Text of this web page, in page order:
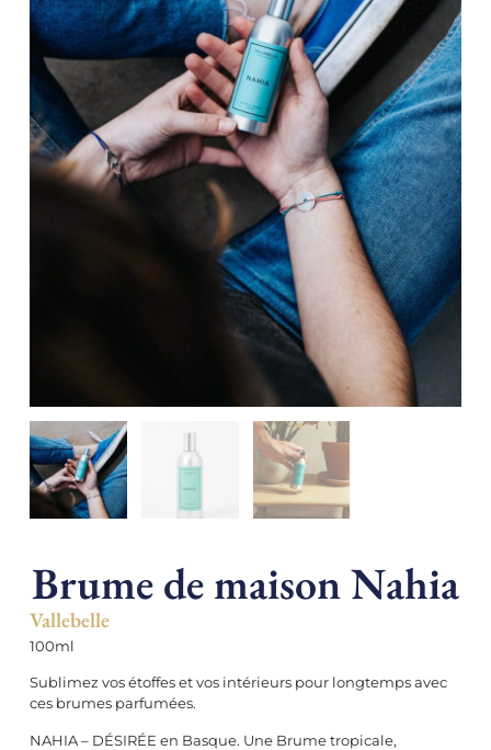
Brume de maison Nahia
Vallebelle
100ml
Sublimez vos étoffes et vos intérieurs pour longtemps avec
ces brumes parfumées.
NAHIA – DÉSIRÉE en Basque. Une Brume tropicale,